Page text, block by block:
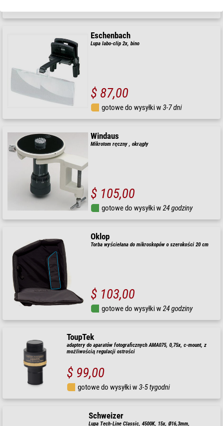
Eschenbach
Lupa labo-clip 2x, bino
$ 87,00
gotowe do wysyłki w3-7 dni
Windaus
Mikrotom ręczny , okrągły
$ 105,00
gotowe do wysyłki w24 godziny
Oklop
Torba wyściełana do mikroskopów o szerokości 20 cm
$ 103,00
gotowe do wysyłki w24 godziny
ToupTek
adaptery do aparatów fotograficznych AMA075, 0,75x, c-mount, z
możliwością regulacji ostrości
$ 99,00
gotowe do wysyłki w3-5 tygodni
Schweizer
Lupa Tech-Line Classic, 4500K, 15x, Ø16,3mm,